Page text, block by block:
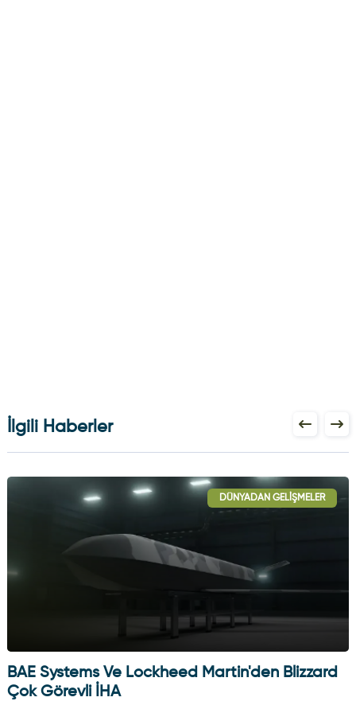
İlgili Haberler
DÜNYADAN GELIŞMELER
BAE Systems Ve Lockheed Martin'den Blizzard
Çok Görevli İHA